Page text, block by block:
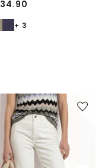
34.90
+ 3